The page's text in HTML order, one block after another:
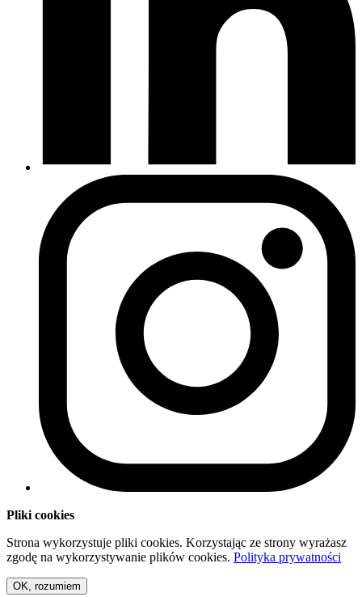
Pliki cookies
Strona wykorzystuje pliki cookies. Korzystając ze strony wyrażasz
zgodę na wykorzystywanie plików cookies. Polityka prywatności
OK, rozumiem